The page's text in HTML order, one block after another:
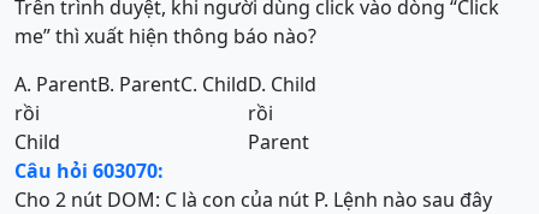
Trên trình duyệt, khi người dùng click vào dòng “Click
me” thì xuất hiện thông báo nào?
A. Parent
rồi
Child
B. ParentC. ChildD. Child
rồi
Parent
Câu hỏi 603070:
Cho 2 nút DOM: C là con của nút P. Lệnh nào sau đây